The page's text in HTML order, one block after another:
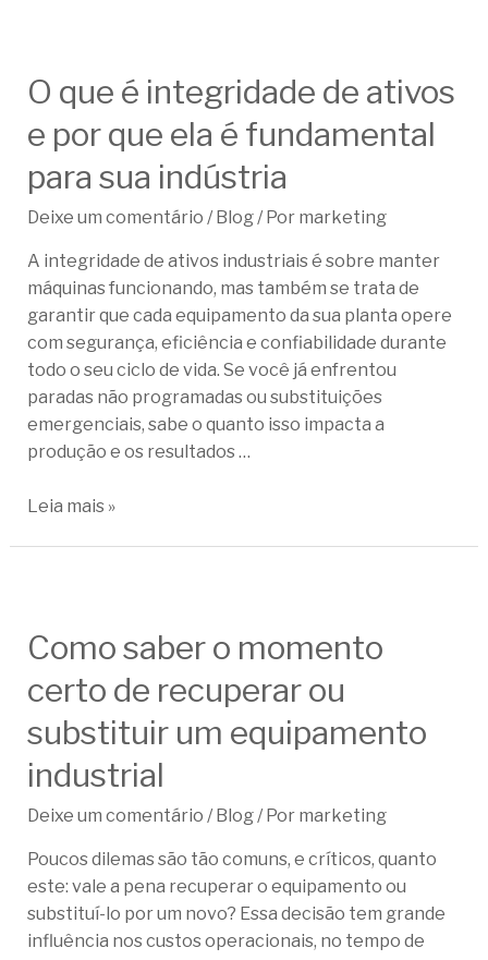
O que é integridade de ativos
e por que ela é fundamental
para sua indústria
Deixe um comentário /Blog/ Por marketing
A integridade de ativos industriais é sobre manter
máquinas funcionando, mas também se trata de
garantir que cada equipamento da sua planta opere
com segurança, eficiência e confiabilidade durante
todo o seu ciclo de vida. Se você já enfrentou
paradas não programadas ou substituições
emergenciais, sabe o quanto isso impacta a
produção e os resultados …
Leia mais »
Como saber o momento
certo de recuperar ou
substituir um equipamento
industrial
Deixe um comentário / Blog/ Por marketing
Poucos dilemas são tão comuns, e críticos, quanto
este: vale a pena recuperar o equipamento ou
substituí-lo por um novo? Essa decisão tem grande
influência nos custos operacionais, no tempo de